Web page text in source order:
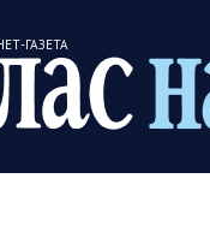
ГАЗЕТА